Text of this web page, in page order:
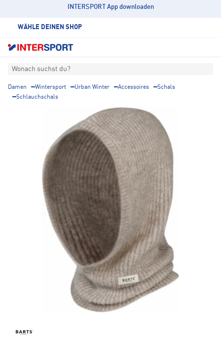
INTERSPORT App downloaden
WÄHLE DEINEN SHOP
Wonach suchst du?
Damen Wintersport Urban Winter Accessoires
Schals
Schlauchschals